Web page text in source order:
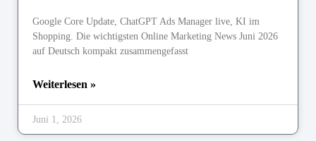
Google Core Update, ChatGPT Ads Manager live, KI im
Shopping. Die wichtigsten Online Marketing News Juni 2026
auf Deutsch kompakt zusammengefasst
Weiterlesen »
Juni 1, 2026